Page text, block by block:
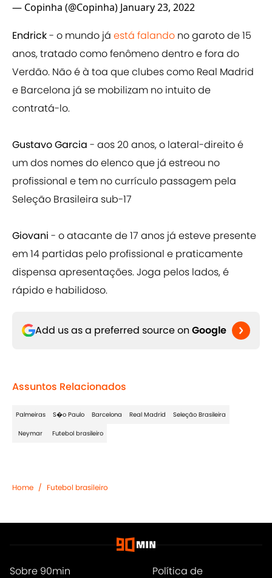
— Copinha (@Copinha) January 23, 2022
Endrick- o mundo já está falando no garoto de 15
anos, tratado como fenômeno dentro e fora do
Verdão. Não é à toa que clubes como Real Madrid
e Barcelona já se mobilizam no intuito de
contratá-lo.
Gustavo Garcia - aos 20 anos, o lateral-direito é
um dos nomes do elenco que já estreou no
profissional e tem no currículo passagem pela
Seleção Brasileira sub-17
Giovani - o atacante de 17 anos já esteve presente
em 14 partidas pelo profissional e praticamente
dispensa apresentações. Joga pelos lados, é
rápido e habilidoso.
Add us as a preferred source on Google
Assuntos Relacionados
Palmeiras S�o Paulo Barcelona Real Madrid Seleção Brasileira
Neymar Futebol brasileiro
Home / Futebol brasileiro
Sobre 90min Política de